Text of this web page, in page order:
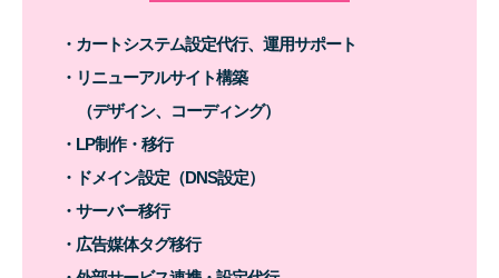
カートシステム設定代行、運用サポート
リニューアルサイト構築
（デザイン、コーディング）
LP制作・移行
ドメイン設定（DNS設定）
サーバー移行
広告媒体タグ移行